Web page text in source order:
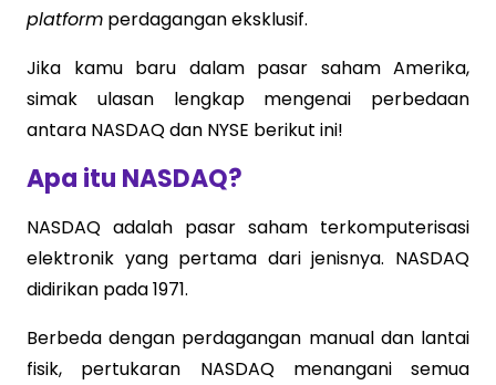
platform perdagangan eksklusif.
Jika kamu baru dalam pasar saham Amerika,
simak ulasan lengkap mengenai perbedaan
antara NASDAQ dan NYSE berikut ini!
Apa itu NASDAQ?
NASDAQ adalah pasar saham terkomputerisasi
elektronik yang pertama dari jenisnya. NASDAQ
didirikan pada 1971.
Berbeda dengan perdagangan manual dan lantai
fisik, pertukaran NASDAQ menangani semua